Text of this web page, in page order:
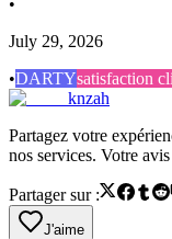
July 29, 2026
•DARTYsatisfaction
knzah
Partagez votre
nos services. Votre
Partager sur :
J'aime